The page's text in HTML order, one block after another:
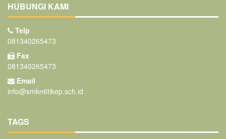
HUBUNGI KAMI
Telp
081340265473
Fax
081340265473
Email
info@smkn6tikep.sch.id
TAGS